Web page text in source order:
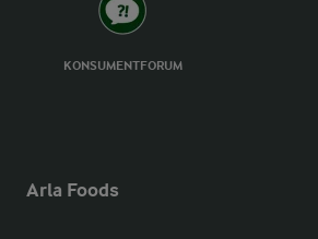
KONSUMENTFORUM
Arla Foods